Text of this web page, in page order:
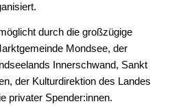
durch die großzügige
Mondsee, der
Innerschwand, Sankt
der Kulturdirektion des Landes
privater Spender:innen.